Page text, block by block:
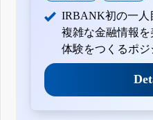
IRBANK初の一人
複雑な金融情報
体験をつくるポジ